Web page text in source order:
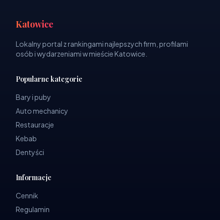
Katowice
Lokalny portal z rankingami najlepszych firm, profilami
osób i wydarzeniami w mieście Katowice.
Popularne kategorie
Bary i puby
Auto mechanicy
Restauracje
Kebab
Dentyści
Informacje
Cennik
Regulamin